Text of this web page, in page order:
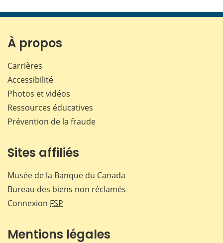
page page page page
À propos
Carrières
Accessibilité
Photos et vidéos
Ressources éducatives
Prévention de la fraude
Sites affiliés
Musée de la Banque du Canada
Bureau des biens non réclamés
Connexion FSP
Mentions légales